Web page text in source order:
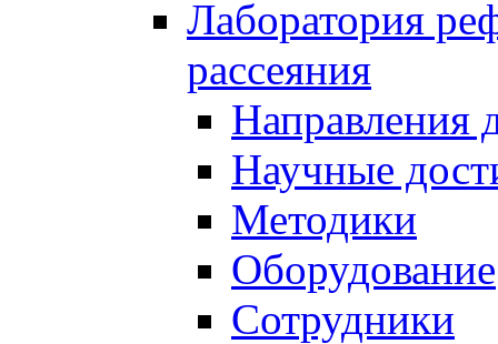
Лаборатория
рассеяния
Направления
Научные
Методики
Оборудование
Сотрудники